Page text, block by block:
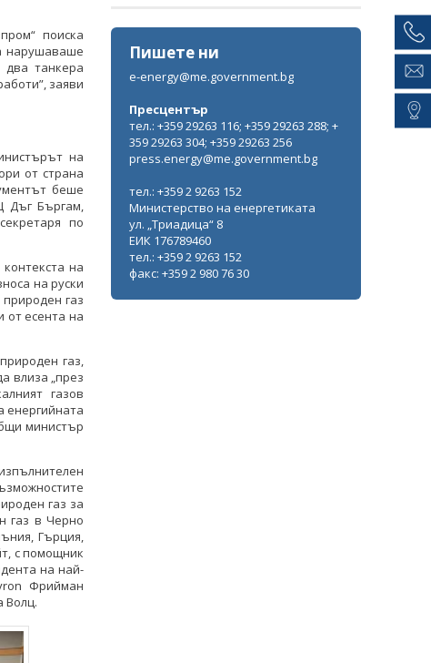
поиска
нарушаваше
танкера
заяви
на
от страна
беше
Дъг Бъргам,
по
на
на руски
газ
от есента на
газ,
влиза „през
газов
енергийната
министър
газ за
газ в Черно
Гърция,
с помощник
на най-
Фрийман
Волц.
Пишете ни
e-energy@me.government.bg
Пресцентър
тел.: +359 29263 116; +359 29263 288; +
359 29263 304; +359 29263 256
press.energy@me.government.bg
тел.: +359 2 9263 152
Министерство на енергетиката
ул. „Триадица“ 8
ЕИК 176789460
тел.: +359 2 9263 152
факс: +359 2 980 76 30